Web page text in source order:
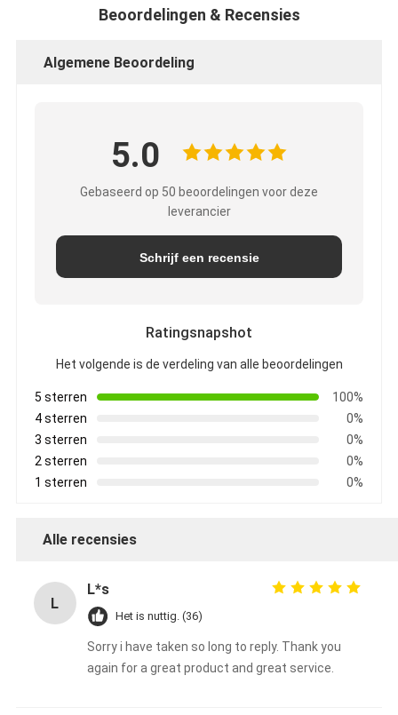
Beoordelingen & Recensies
Algemene Beoordeling
5.0
Gebaseerd op 50 beoordelingen voor deze
leverancier
Schrijf een recensie
Ratingsnapshot
Het volgende is de verdeling van alle beoordelingen
5 sterren
100%
4 sterren
0%
3 sterren
0%
2 sterren
0%
1 sterren
0%
Alle recensies
L
L*s
Het is nuttig. (36)
Sorry i have taken so long to reply. Thank you
again for a great product and great service.